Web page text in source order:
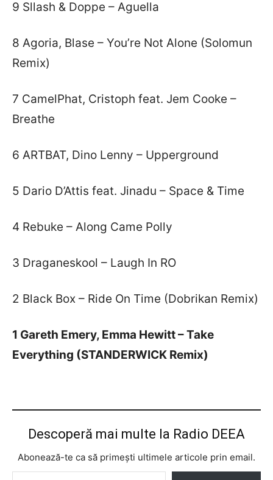
9 Sllash & Doppe – Aguella
8 Agoria, Blase – You’re Not Alone (Solomun
Remix)
7 CamelPhat, Cristoph feat. Jem Cooke –
Breathe
6 ARTBAT, Dino Lenny – Upperground
5 Dario D’Attis feat. Jinadu – Space & Time
4 Rebuke – Along Came Polly
3 Draganeskool – Laugh In RO
2 Black Box – Ride On Time (Dobrikan Remix)
1 Gareth Emery, Emma Hewitt – Take
Everything (STANDERWICK Remix)
Descoperă mai multe la Radio DEEA
Abonează-te ca să primești ultimele articole prin email.
Tastează emailul tău...